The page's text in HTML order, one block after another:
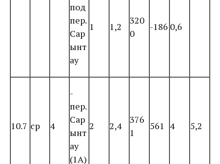
под
пер.
Сар
ынт
ау
1 1,2
320
0
-186 0,6
10.7 ср 4
-
пер.
Сар
ынт
ау
(1А)
2 2,4
376
1
561 4 5,2